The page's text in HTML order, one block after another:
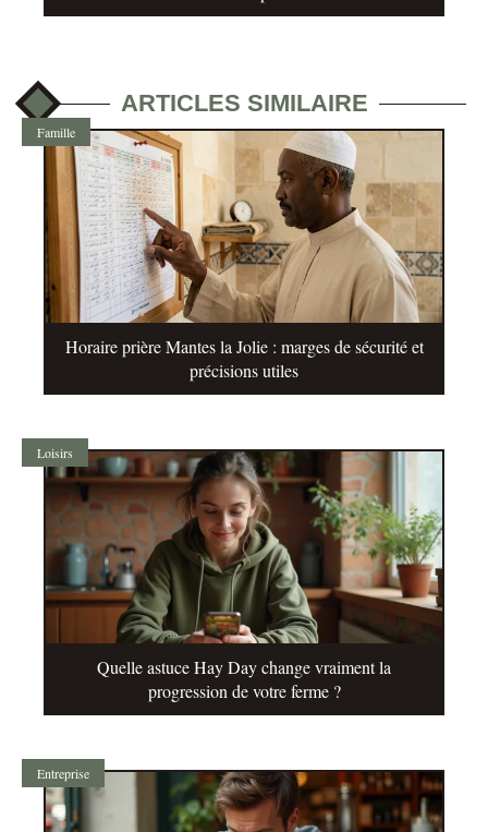
ARTICLES SIMILAIRE
Famille
Horaire prière Mantes la Jolie : marges de sécurité et
précisions utiles
Loisirs
Quelle astuce Hay Day change vraiment la
progression de votre ferme ?
Entreprise